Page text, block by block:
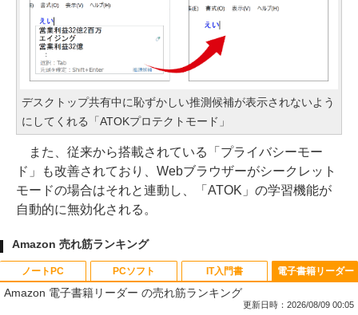
デスクトップ共有中に恥ずかしい推測候補が表示されないよう
にしてくれる「ATOKプロテクトモード」
また、従来から搭載されている「プライバシーモー
ド」も改善されており、Webブラウザーがシークレット
モードの場合はそれと連動し、「ATOK」の学習機能が
自動的に無効化される。
Amazon 売れ筋ランキング
ノートPC PCソフト IT入門書 電子書籍リーダー
Amazon 電子書籍リーダー の売れ筋ランキング
更新日時：2026/08/09 00:05